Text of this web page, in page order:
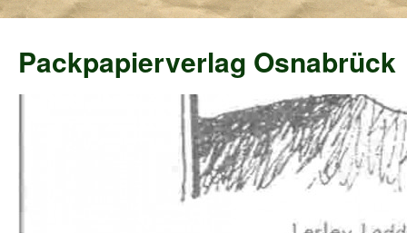
Packpapierverlag Osnabrück